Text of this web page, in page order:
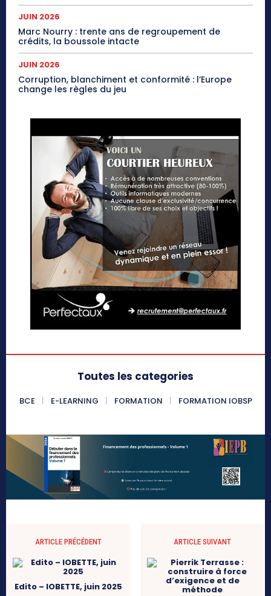
JUIN 2026
Marc Nourry : trente ans de regroupement de
crédits, la boussole intacte
JUIN 2026
Corruption, blanchiment et conformité : l’Europe
change les règles du jeu
Toutes les categories
BCE E-LEARNING FORMATION FORMATION IOBSP
ARTICLE PRÉCÉDENT
Edito – IOBETTE, juin 2025
ARTICLE SUIVANT